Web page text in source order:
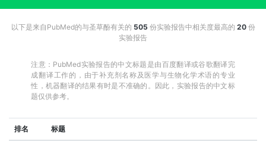
以下是来自PubMed的与圣草酚有关的 505 份实验报告中相关度最高的 20份
实验报告
注意：PubMed实验报告的中文标题是由百度翻译或谷歌翻译完
成翻译工作的，由于补充剂名称及医学与生物化学术语的专业
性，机器翻译的结果有时是不准确的。因此，实验报告的中文标
题仅供参考。
排名 标题